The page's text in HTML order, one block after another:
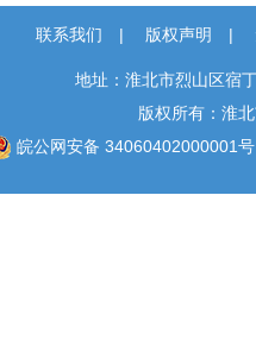
联系我们 | 版权声明 |
地址：淮北市烈山区宿
版权所有：淮
皖公网安备 34060402000001号